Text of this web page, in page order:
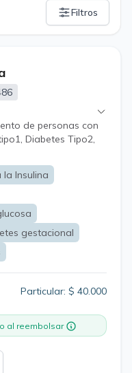
Filtros
de personas con
Diabetes Tipo2,
Hígado
arterial,
Uso de Monitoreo
situaciones
y crónicas.
la Insulina
gestacional
Particular: $ 40.000
al reembolsar